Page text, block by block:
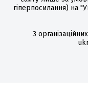
гіперпосилання) на
З